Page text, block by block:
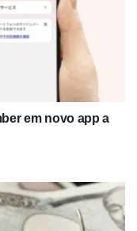
em novo app a